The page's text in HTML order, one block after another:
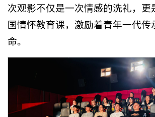
次观影不仅是一次情感的洗礼，更
国情怀教育课，激励着青年一代传
命。